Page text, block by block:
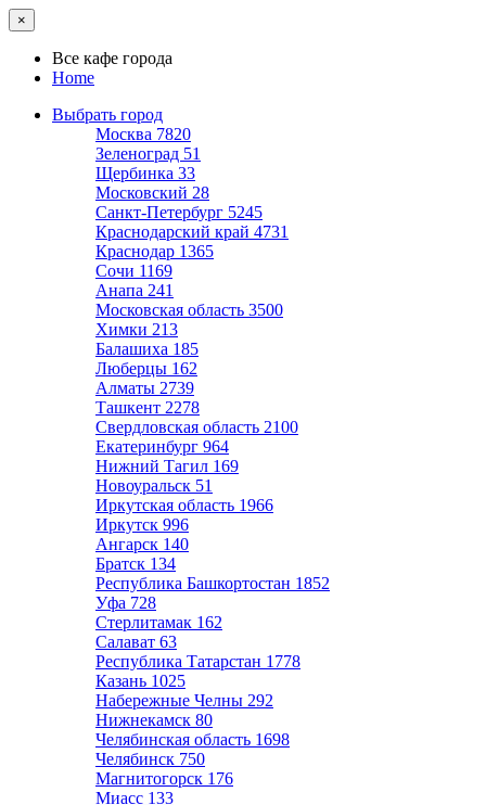
×
Все кафе города
Home
Выбрать город
Москва 7820
Зеленоград 51
Щербинка 33
Московский 28
Санкт-Петербург 5245
Краснодарский край 4731
Краснодар 1365
Сочи 1169
Анапа 241
Московская область 3500
Химки 213
Балашиха 185
Люберцы 162
Алматы 2739
Ташкент 2278
Свердловская область 2100
Екатеринбург 964
Нижний Тагил 169
Новоуральск 51
Иркутская область 1966
Иркутск 996
Ангарск 140
Братск 134
Республика Башкортостан 1852
Уфа 728
Стерлитамак 162
Салават 63
Республика Татарстан 1778
Казань 1025
Набережные Челны 292
Нижнекамск 80
Челябинская область 1698
Челябинск 750
Магнитогорск 176
Миасс 133